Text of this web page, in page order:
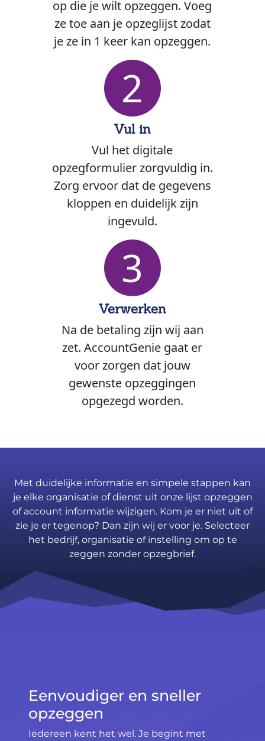
op die je wilt opzeggen. Voeg
ze toe aan je opzeglijst zodat
je ze in 1 keer kan opzeggen.
2
Vul in
Vul het digitale
opzegformulier zorgvuldig in.
Zorg ervoor dat de gegevens
kloppen en duidelijk zijn
ingevuld.
3
Verwerken
Na de betaling zijn wij aan
zet. AccountGenie gaat er
voor zorgen dat jouw
gewenste opzeggingen
opgezegd worden.
Met duidelijke informatie en simpele stappen kan
je elke organisatie of dienst uit onze lijst opzeggen
of account informatie wijzigen. Kom je er niet uit of
zie je er tegenop? Dan zijn wij er voor je. Selecteer
het bedrijf, organisatie of instelling om op te
zeggen zonder opzegbrief.
Eenvoudiger en sneller
opzeggen
Iedereen kent het wel. Je begint met